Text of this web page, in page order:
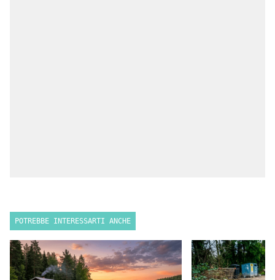
POTREBBE INTERESSARTI ANCHE